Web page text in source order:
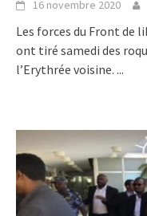
16 novembre 2020
Les forces du Front de
ont tiré samedi des
l’Erythrée voisine. ...